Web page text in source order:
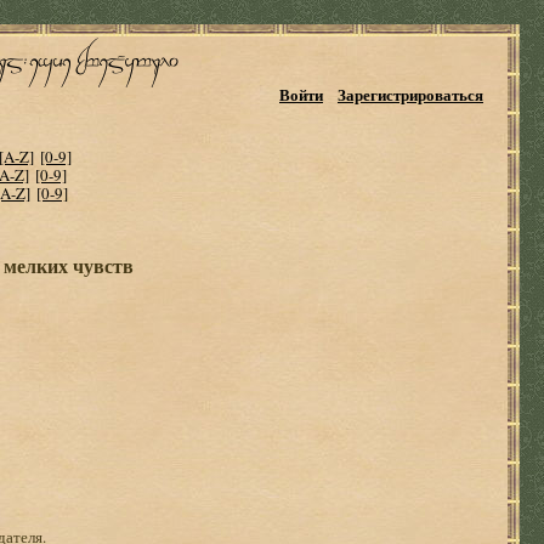
Войти Зарегистрироваться
Z] [0-9]
Z] [0-9]
Z] [0-9]
чувств